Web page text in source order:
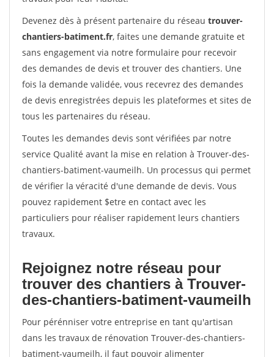
Devenez dès à présent partenaire du réseau trouver-
chantiers-batiment.fr, faites une demande gratuite et
sans engagement via notre formulaire pour recevoir
des demandes de devis et trouver des chantiers. Une
fois la demande validée, vous recevrez des demandes
de devis enregistrées depuis les plateformes et sites de
tous les partenaires du réseau.
Toutes les demandes devis sont vérifiées par notre
service Qualité avant la mise en relation à Trouver-des-
chantiers-batiment-vaumeilh. Un processus qui permet
de vérifier la véracité d'une demande de devis. Vous
pouvez rapidement $etre en contact avec les
particuliers pour réaliser rapidement leurs chantiers
travaux.
Rejoignez notre réseau pour
trouver des chantiers à Trouver-
des-chantiers-batiment-vaumeilh
Pour pérénniser votre entreprise en tant qu'artisan
dans les travaux de rénovation Trouver-des-chantiers-
batiment-vaumeilh, il faut pouvoir alimenter